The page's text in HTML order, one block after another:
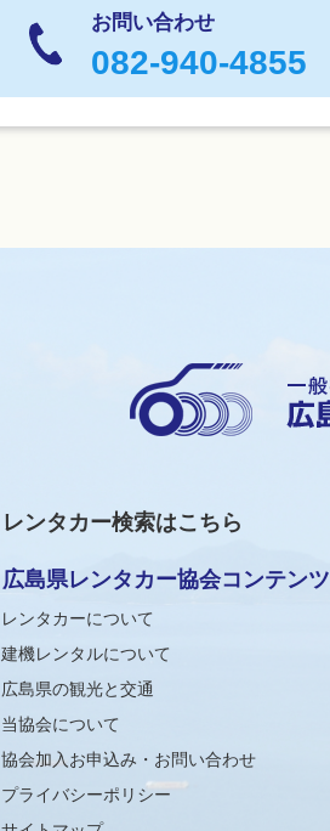
お問い合わせ
082-940-4855
レンタカー検索はこちら
広島県レンタカー協会コンテンツ
レンタカーについて
建機レンタルについて
広島県の観光と交通
当協会について
協会加入お申込み・お問い合わせ
プライバシーポリシー